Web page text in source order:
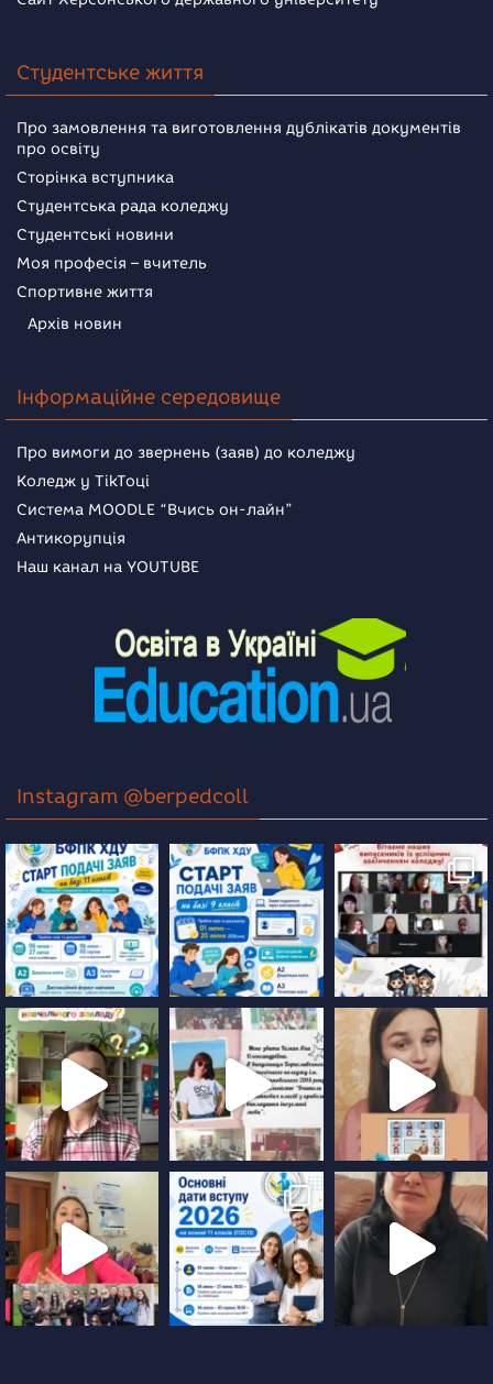
Студентське життя
Про замовлення та виготовлення дублікатів документів
про освіту
Сторінка вступника
Студентська рада коледжу
Студентські новини
Моя професія – вчитель
Спортивне життя
Архів новин
Інформаційне середовище
Про вимоги до звернень (заяв) до коледжу
Коледж у TikToці
Система MOODLE “Вчись он-лайн”
Антикорупція
Наш канал на YOUTUBE
Instagram @berpedcoll